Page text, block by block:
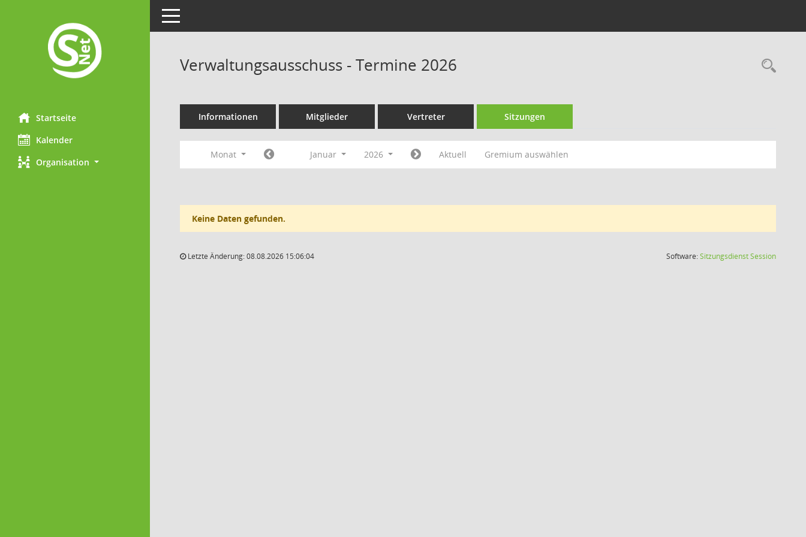
Startseite
Kalender
Organisation
Toggle navigation
Verwaltungsausschuss - Termine 2026
Informationen Mitglieder Vertreter Sitzungen
Monat Januar 2026 Aktuell Gremium auswählen
Keine Daten gefunden.
Letzte Änderung: 08.08.2026 15:06:04 Software:SitzungsdienstSession(Wird in